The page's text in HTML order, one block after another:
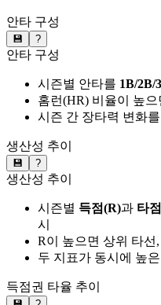
안타 구성
💾 ?
안타 구성
시즌별 안타를 1B/2B/
홈런(HR) 비율이 높으
시즌 간 장타력 변화
생산성 추이
💾 ?
생산성 추이
시즌별 득점(R)과 타
시
R이 높으면 상위 타
두 지표가 동시에 높
득점권 타율 추이